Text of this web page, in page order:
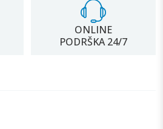
ONLINE
PODRŠKA 24/7